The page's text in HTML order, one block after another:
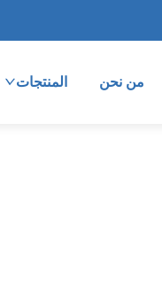
من نحن المنتجات